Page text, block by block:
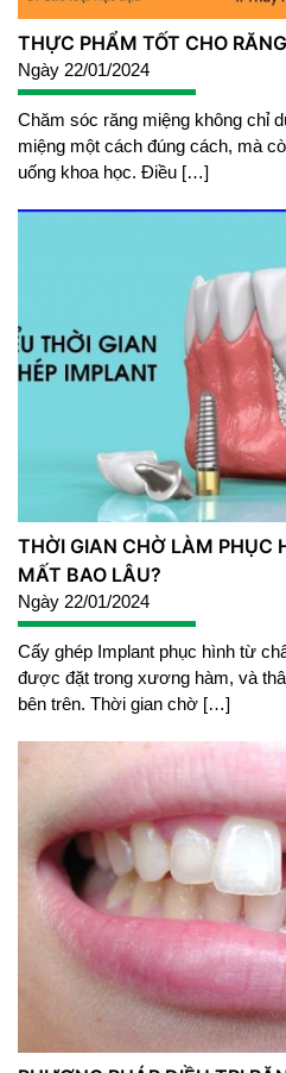
THỰC PHẨM TỐT CHO
Ngày 22/01/2024
Chăm sóc răng miệng không chỉ
miệng một cách đúng cách, mà
uống khoa học. Điều […]
THỜI GIAN CHỜ LÀM PHỤC
MẤT BAO LÂU?
Ngày 22/01/2024
Cấy ghép Implant phục hình từ
được đặt trong xương hàm, và
bên trên. Thời gian chờ […]